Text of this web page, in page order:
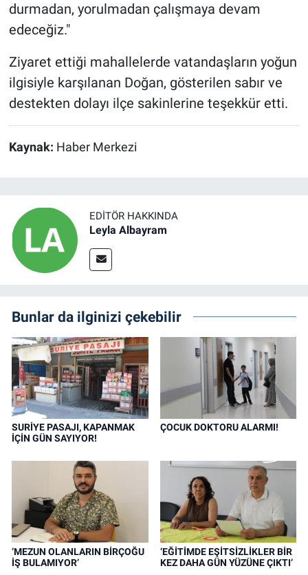
durmadan, yorulmadan çalışmaya devam
edeceğiz."
​Ziyaret ettiği mahallelerde vatandaşların yoğun
ilgisiyle karşılanan Doğan, gösterilen sabır ve
destekten dolayı ilçe sakinlerine teşekkür etti.
Kaynak: Haber Merkezi
EDITÖR HAKKINDA
Leyla Albayram
Bunlar da ilginizi çekebilir
SURİYE PASAJI, KAPANMAK
İÇİN GÜN SAYIYOR!
ÇOCUK DOKTORU ALARMI!
‘MEZUN OLANLARIN BİRÇOĞU
İŞ BULAMIYOR’
‘EĞİTİMDE EŞİTSİZLİKLER BİR
KEZ DAHA GÜN YÜZÜNE ÇIKTI’